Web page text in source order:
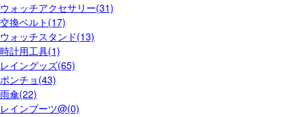
ウォッチアクセサリー(31)
交換ベルト(17)
ウォッチスタンド(13)
時計用工具(1)
レイングッズ(65)
ポンチョ(43)
雨傘(22)
レインブーツ@(0)